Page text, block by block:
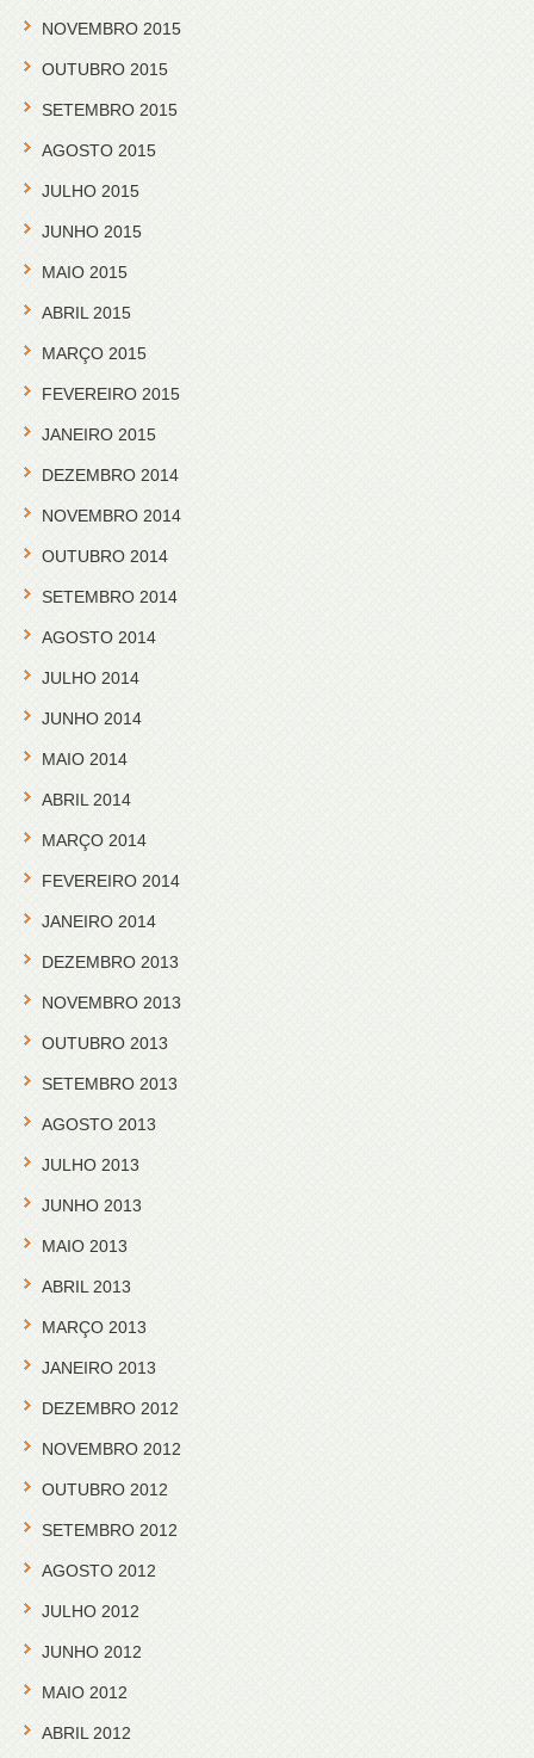
NOVEMBRO 2015
OUTUBRO 2015
SETEMBRO 2015
AGOSTO 2015
JULHO 2015
JUNHO 2015
MAIO 2015
ABRIL 2015
MARÇO 2015
FEVEREIRO 2015
JANEIRO 2015
DEZEMBRO 2014
NOVEMBRO 2014
OUTUBRO 2014
SETEMBRO 2014
AGOSTO 2014
JULHO 2014
JUNHO 2014
MAIO 2014
ABRIL 2014
MARÇO 2014
FEVEREIRO 2014
JANEIRO 2014
DEZEMBRO 2013
NOVEMBRO 2013
OUTUBRO 2013
SETEMBRO 2013
AGOSTO 2013
JULHO 2013
JUNHO 2013
MAIO 2013
ABRIL 2013
MARÇO 2013
JANEIRO 2013
DEZEMBRO 2012
NOVEMBRO 2012
OUTUBRO 2012
SETEMBRO 2012
AGOSTO 2012
JULHO 2012
JUNHO 2012
MAIO 2012
ABRIL 2012